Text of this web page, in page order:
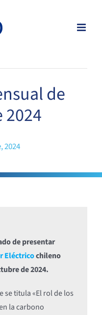
de
2024
de presentar
Eléctricochileno
de 2024.
se titula «El rol de los
la carbono